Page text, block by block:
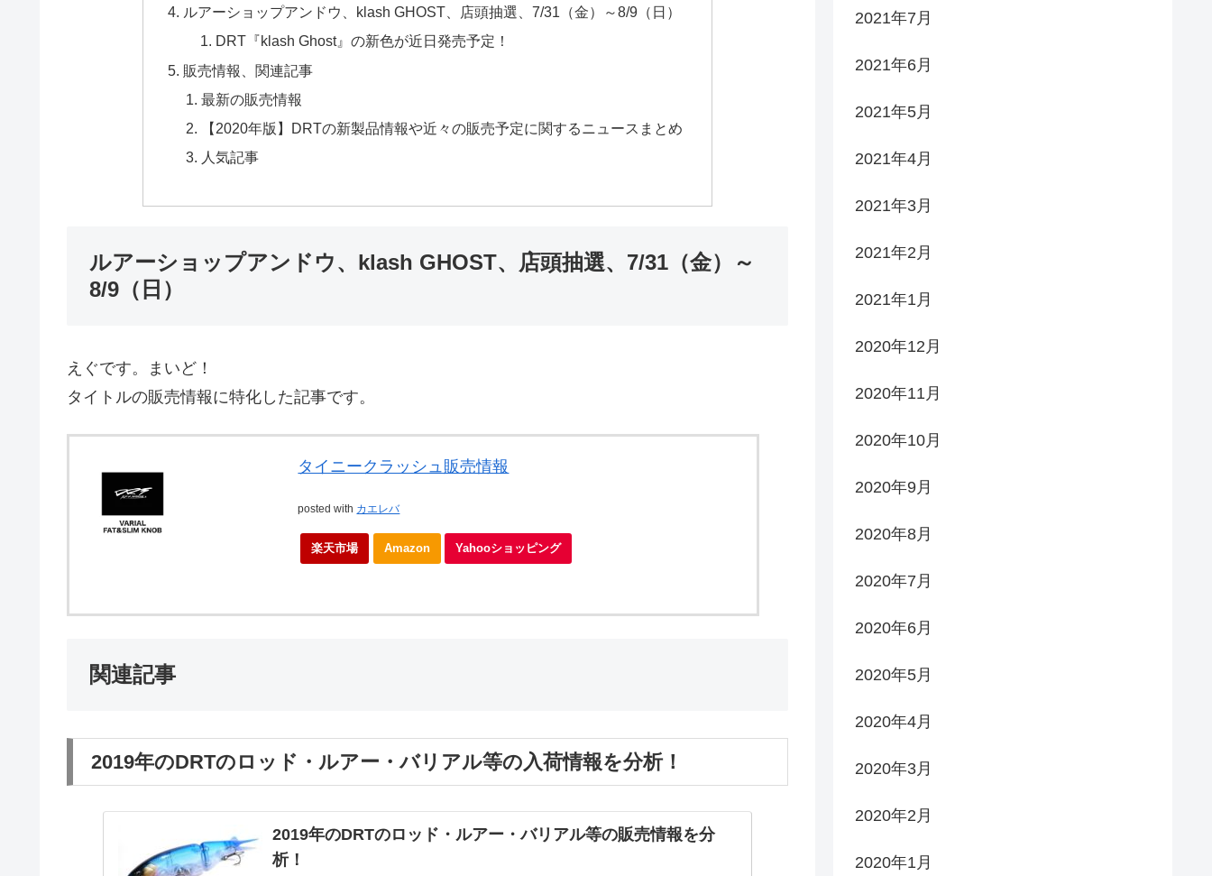
ルアーショップアンドウ、klash GHOST、店頭抽選、7/31（金）～8/9（日）
DRT『klash Ghost』の新色が近日発売予定！
販売情報、関連記事
最新の販売情報
【2020年版】DRTの新製品情報や近々の販売予定に関するニュースまとめ
人気記事
ルアーショップアンドウ、klash GHOST、店頭抽選、7/31（金）～
8/9（日）
えぐです。まいど！
タイトルの販売情報に特化した記事です。
タイニークラッシュ販売情報
posted with カエレバ
楽天市場 Amazon Yahooショッピング
関連記事
2019年のDRTのロッド・ルアー・バリアル等の入荷情報を分析！
2019年のDRTのロッド・ルアー・バリアル等の販売情報を分
析！
2021年7月
2021年6月
2021年5月
2021年4月
2021年3月
2021年2月
2021年1月
2020年12月
2020年11月
2020年10月
2020年9月
2020年8月
2020年7月
2020年6月
2020年5月
2020年4月
2020年3月
2020年2月
2020年1月